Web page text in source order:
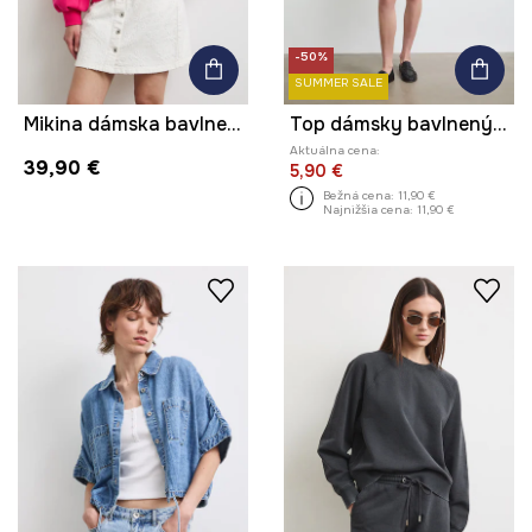
Mikina dámska bavlnená s elastanom
39,90 €
-50%
SUMMER SALE
Top dámsky bavlnený s elastanom s efektom prania
Aktuálna cena:
5,90 €
Bežná cena: 11,90 €
Najnižšia cena: 11,90 €